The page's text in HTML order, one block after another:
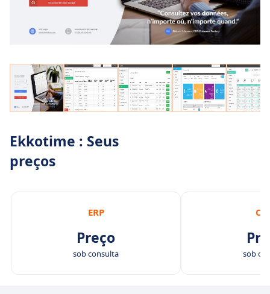
Ekkotime : Seus
preços
ERP
Preço
sob consulta sob